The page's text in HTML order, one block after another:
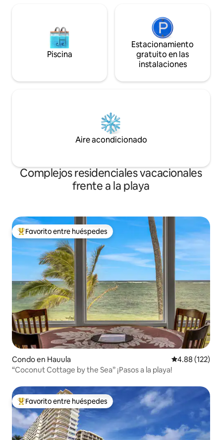
Piscina
Estacionamiento
gratuito en las
instalaciones
Aire acondicionado
Complejos residenciales vacacionales
frente a la playa
Favorito entre huéspedes preferido
Favorito entre huéspedes
Condo en Hauula Calificación
4.88 (122)
“Coconut Cottage by the Sea” ¡Pasos a la playa!
Favorito entre huéspedes preferido
Favorito entre huéspedes